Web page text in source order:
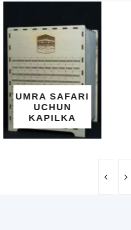
ALLOHNING
99 GO'ZAL
ISMLARI
YOZILGAN
TAQINCHOQ